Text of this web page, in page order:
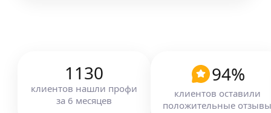
1130
клиентов нашли профи
за 6 месяцев
94%
клиентов оставили
положительные отзывы